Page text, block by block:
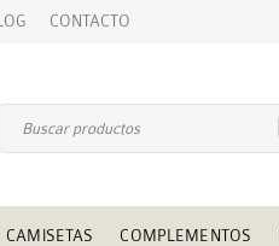
CONTACTO
CAMISETAS COMPLEMENTOS